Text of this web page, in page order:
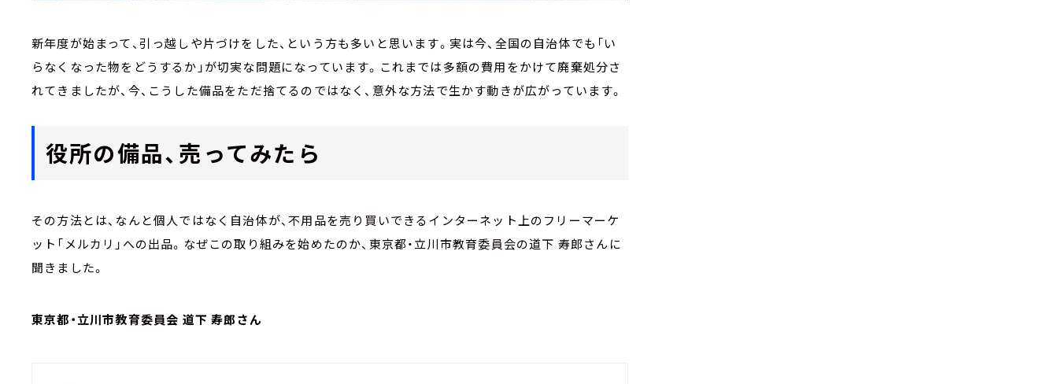
新年度が始まって、引っ越しや片づけをした、という方も多いと思います。実は今、全国の自治体でも「い
らなくなった物をどうするか」が切実な問題になっています。これまでは多額の費用をかけて廃棄処分さ
れてきましたが、今、こうした備品をただ捨てるのではなく、意外な方法で生かす動きが広がっています。
役所の備品、売ってみたら
その方法とは、なんと個人ではなく自治体が、不用品を売り買いできるインターネット上のフリーマーケ
ット「メルカリ」への出品。なぜこの取り組みを始めたのか、東京都・立川市教育委員会の道下 寿郎さんに
聞きました。
東京都・立川市教育委員会 道下 寿郎さん